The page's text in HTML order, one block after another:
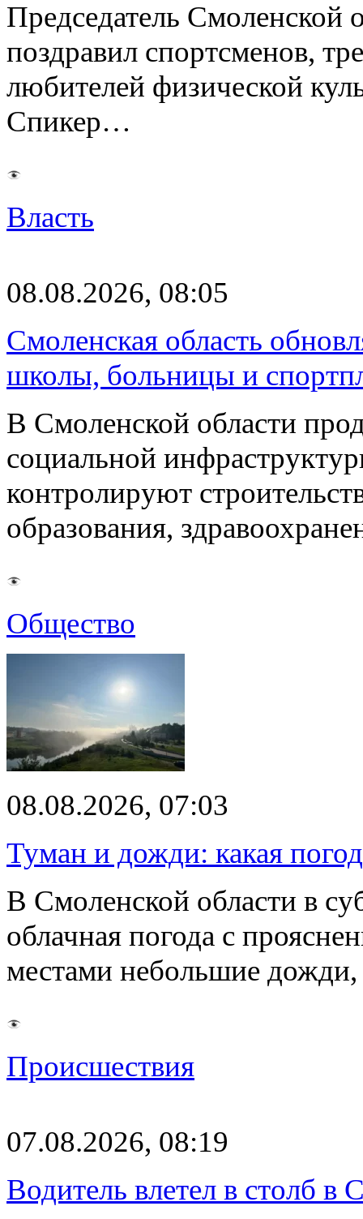
Председатель
поздравил спортсменов,
любителей физической
Спикер…
Власть
08.08.2026, 08:05
Смоленская область
школы, больницы и
В Смоленской области
социальной
контролируют
образования,
Общество
08.08.2026, 07:03
Туман и дожди: какая
В Смоленской области в
облачная погода с
местами небольшие
Происшествия
07.08.2026, 08:19
Водитель влетел в столб в